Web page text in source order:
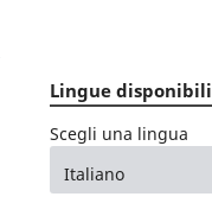
Lingue disponibili
Scegli una lingua